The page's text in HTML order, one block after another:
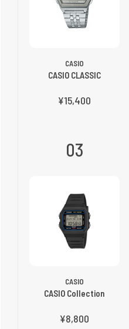
CASIO
CASIO CLASSIC
¥15,400
03
CASIO
CASIO Collection
¥8,800